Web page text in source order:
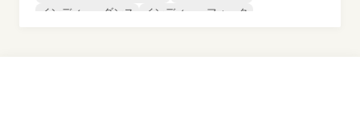
インディー・ダンス
インディー・フォーク